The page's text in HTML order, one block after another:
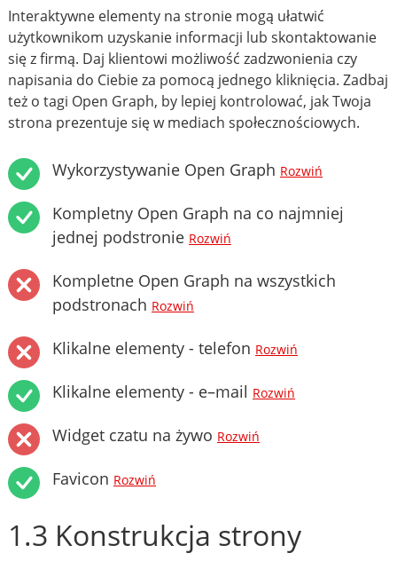
Interaktywne elementy na stronie mogą ułatwić
użytkownikom uzyskanie informacji lub skontaktowanie
się z firmą. Daj klientowi możliwość zadzwonienia czy
napisania do Ciebie za pomocą jednego kliknięcia. Zadbaj
też o tagi Open Graph, by lepiej kontrolować, jak Twoja
strona prezentuje się w mediach społecznościowych.
Wykorzystywanie Open Graph Rozwiń
Kompletny Open Graph na co najmniej
jednej podstronie Rozwiń
Kompletne Open Graph na wszystkich
podstronach Rozwiń
Klikalne elementy - telefon Rozwiń
Klikalne elementy - e–mail Rozwiń
Widget czatu na żywo Rozwiń
Favicon Rozwiń
1.3 Konstrukcja strony